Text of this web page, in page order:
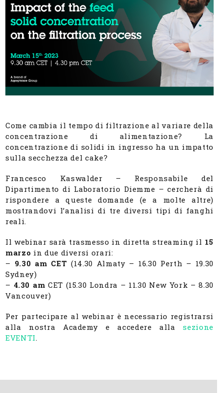
Come cambia il tempo di filtrazione al variare della
concentrazione di alimentazione? La
concentrazione di solidi in ingresso ha un impatto
sulla secchezza del cake?
Francesco Kaswalder – Responsabile del
Dipartimento di Laboratorio Diemme – cercherà di
rispondere a queste domande (e a molte altre)
mostrandovi l’analisi di tre diversi tipi di fanghi
reali.
Il webinar sarà trasmesso in diretta streaming il 15
marzo in due diversi orari:
– 9.30 am CET (14.30 Almaty – 16.30 Perth – 19.30
Sydney)
– 4.30 am CET (15.30 Londra – 11.30 New York – 8.30
Vancouver)
Per partecipare al webinar è necessario registrarsi
alla nostra Academy e accedere allasezione
EVENTI.